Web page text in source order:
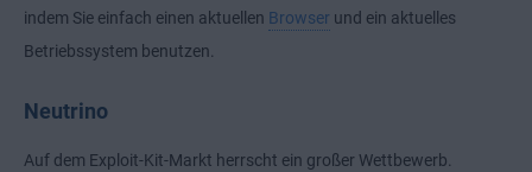
indem Sie einfach einen aktuellen Browser und ein aktuelles
Betriebssystem benutzen.
Neutrino
Auf dem Exploit-Kit-Markt herrscht ein großer Wettbewerb.